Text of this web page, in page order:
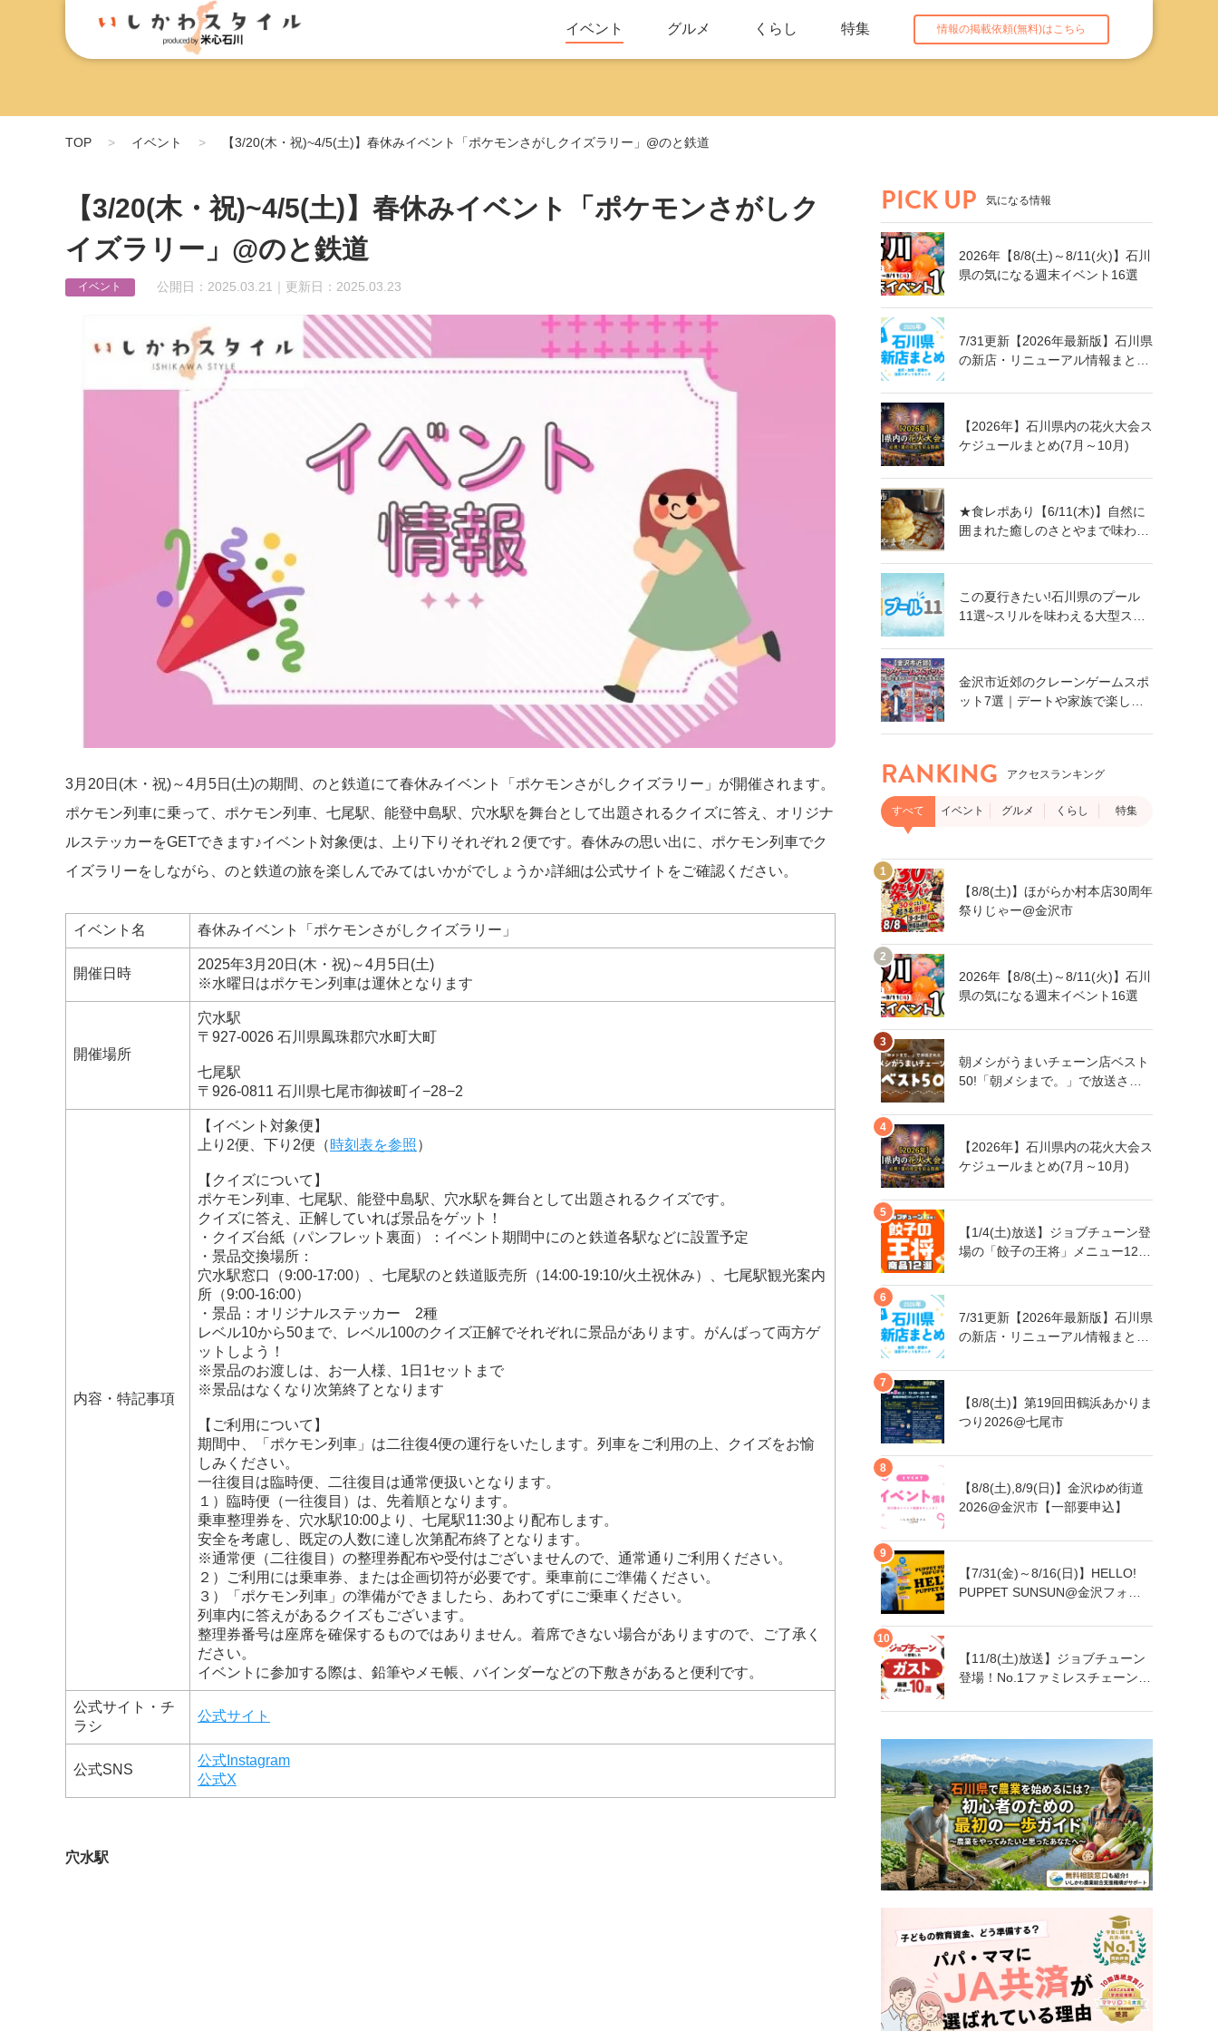
イベント グルメ くらし 特集 情報の掲載依頼(無料)はこちら
TOP イベント 【3/20(木・祝)~4/5(土)】春休みイベント「ポケモンさがしクイズラリー」@のと鉄道
【3/20(木・祝)~4/5(土)】春休みイベント「ポケモンさがしク
イズラリー」@のと鉄道
イベント 公開日：2025.03.21｜更新日：2025.03.23
3月20日(木・祝)～4月5日(土)の期間、のと鉄道にて春休みイベント「ポケモンさがしクイズラリー」が開催されます。
ポケモン列車に乗って、ポケモン列車、七尾駅、能登中島駅、穴水駅を舞台として出題されるクイズに答え、オリジナ
ルステッカーをGETできます♪イベント対象便は、上り下りそれぞれ２便です。春休みの思い出に、ポケモン列車でク
イズラリーをしながら、のと鉄道の旅を楽しんでみてはいかがでしょうか♪詳細は公式サイトをご確認ください。
イベント名 春休みイベント「ポケモンさがしクイズラリー」
開催日時
2025年3月20日(木・祝)～4月5日(土)
※水曜日はポケモン列車は運休となります
開催場所
穴水駅
〒927-0026 石川県鳳珠郡穴水町大町
七尾駅
〒926-0811 石川県七尾市御祓町イ−28−2
内容・特記事項
【イベント対象便】
上り2便、下り2便（時刻表を参照）
【クイズについて】
ポケモン列車、七尾駅、能登中島駅、穴水駅を舞台として出題されるクイズです。
クイズに答え、正解していれば景品をゲット！
・クイズ台紙（パンフレット裏面）：イベント期間中にのと鉄道各駅などに設置予定
・景品交換場所：
穴水駅窓口（9:00-17:00）、七尾駅のと鉄道販売所（14:00-19:10/火土祝休み）、七尾駅観光案内
所（9:00-16:00）
・景品：オリジナルステッカー 2種
レベル10から50まで、レベル100のクイズ正解でそれぞれに景品があります。がんばって両方ゲ
ットしよう！
※景品のお渡しは、お一人様、1日1セットまで
※景品はなくなり次第終了となります
【ご利用について】
期間中、「ポケモン列車」は二往復4便の運行をいたします。列車をご利用の上、クイズをお愉
しみください。
一往復目は臨時便、二往復目は通常便扱いとなります。
１）臨時便（一往復目）は、先着順となります。
乗車整理券を、穴水駅10:00より、七尾駅11:30より配布します。
安全を考慮し、既定の人数に達し次第配布終了となります。
※通常便（二往復目）の整理券配布や受付はございませんので、通常通りご利用ください。
２）ご利用には乗車券、または企画切符が必要です。乗車前にご準備ください。
３）「ポケモン列車」の準備ができましたら、あわてずにご乗車ください。
列車内に答えがあるクイズもございます。
整理券番号は座席を確保するものではありません。着席できない場合がありますので、ご了承く
ださい。
イベントに参加する際は、鉛筆やメモ帳、バインダーなどの下敷きがあると便利です。
公式サイト・チ
ラシ
公式サイト
公式SNS
公式Instagram
公式X
穴水駅
PICK UP 気になる情報
2026年【8/8(土)～8/11(火)】石川
県の気になる週末イベント16選
7/31更新【2026年最新版】石川県
の新店・リニューアル情報まとめ
トをチェック！
【2026年】石川県内の花火大会ス
ケジュールまとめ(7月～10月)
★食レポあり【6/11(木)】自然に
囲まれた癒しのさとやまで味わう
ェ」@能美市
この夏行きたい!石川県のプール
11選~スリルを味わえる大型スラ
プールも!~
金沢市近郊のクレーンゲームスポ
ット7選｜デートや家族で楽しめ
ムセンター特集
RANKING アクセスランキング
すべて イベント グルメ くらし 特集
【8/8(土)】ほがらか村本店30周年
祭りじゃー@金沢市
2026年【8/8(土)～8/11(火)】石川
県の気になる週末イベント16選
朝メシがうまいチェーン店ベスト
50!「朝メシまで。」で放送され
県にもあるあの店舗!
【2026年】石川県内の花火大会ス
ケジュールまとめ(7月～10月)
【1/4(土)放送】ジョブチューン登
場の「餃子の王将」メニュー12品
7/31更新【2026年最新版】石川県
の新店・リニューアル情報まとめ
トをチェック！
【8/8(土)】第19回田鶴浜あかりま
つり2026@七尾市
【8/8(土),8/9(日)】金沢ゆめ街道
2026@金沢市【一部要申込】
【7/31(金)～8/16(日)】HELLO!
PUPPET SUNSUN@金沢フォー
【11/8(土)放送】ジョブチューン
登場！No.1ファミレスチェーン